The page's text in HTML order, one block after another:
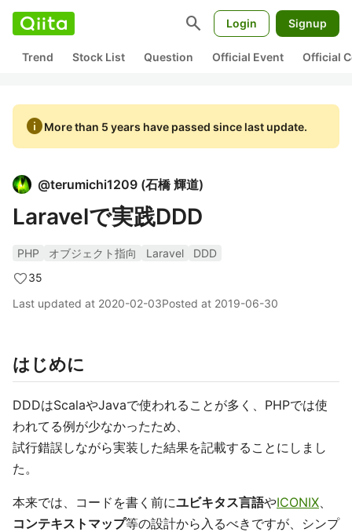
search Login Signup
Trend Stock List Question Official Event Official
infoMore than 5 years have passed since last update.
@terumichi1209 (石橋 輝道)
Laravelで実践DDD
PHP オブジェクト指向 Laravel
DDD
35
Last updated at 2020-02-03Posted at 2019-06-30
はじめに
DDDはScalaやJavaで使われることが多く、PHPでは使
われてる例が少なかったため、
試行錯誤しながら実装した結果を記載することにしまし
た。
本来では、コードを書く前にユビキタス言語やICONIX、
コンテキストマップ等の設計から入るべきですが、シンプ